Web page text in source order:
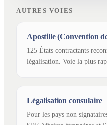
AUTRES VOIES
Apostille (Convention
125 États contractants
légalisation. Voie la plus
Légalisation consulaire
Pour les pays non